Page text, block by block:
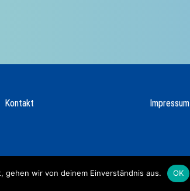
Kontakt Impressum
gehen wir von deinem Einverständnis aus. OK